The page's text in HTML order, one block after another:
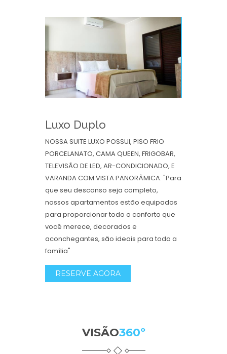
Luxo Duplo
NOSSA SUITE LUXO POSSUI, PISO FRIO
PORCELANATO, CAMA QUEEN, FRIGOBAR,
TELEVISÃO DE LED, AR-CONDICIONADO, E
VARANDA COM VISTA PANORÂMICA. "Para
que seu descanso seja completo,
nossos apartamentos estão equipados
para proporcionar todo o conforto que
você merece, decorados e
aconchegantes, são ideais para toda a
família"
RESERVE AGORA
VISÃO360º